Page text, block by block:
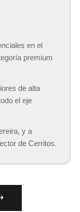
en el
premium
de alta
el eje
y a
de Cerritos.